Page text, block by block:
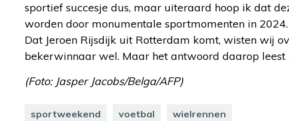
sportief succesje dus, maar uiteraard hoop ik dat
worden door monumentale sportmomenten in
Dat Jeroen Rijsdijk uit Rotterdam komt, wisten wij
bekerwinnaar wel. Maar het antwoord daarop
(Foto: Jasper Jacobs/Belga/AFP)
sportweekend voetbal wielrennen